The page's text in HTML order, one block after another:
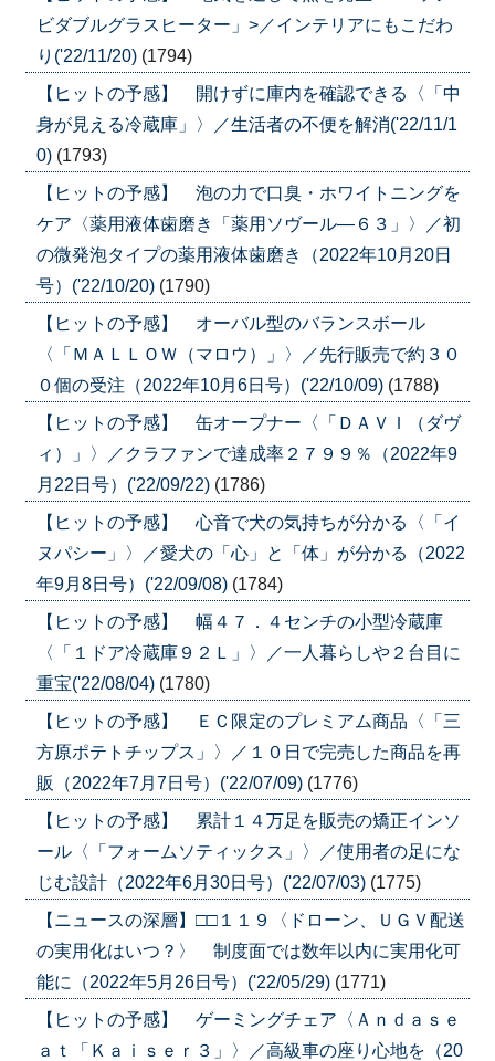
ビダブルグラスヒーター」>／インテリアにもこだわ
り('22/11/20) (1794)
【ヒットの予感】 開けずに庫内を確認できる〈「中
身が見える冷蔵庫」〉／生活者の不便を解消('22/11/1
0) (1793)
【ヒットの予感】 泡の力で口臭・ホワイトニングを
ケア〈薬用液体歯磨き「薬用ソヴール―６３」〉／初
の微発泡タイプの薬用液体歯磨き（2022年10月20日
号）('22/10/20) (1790)
【ヒットの予感】 オーバル型のバランスボール
〈「ＭＡＬＬＯＷ（マロウ）」〉／先行販売で約３０
０個の受注（2022年10月6日号）('22/10/09) (1788)
【ヒットの予感】 缶オープナー〈「ＤＡＶＩ（ダヴ
ィ）」〉／クラファンで達成率２７９９％（2022年9
月22日号）('22/09/22) (1786)
【ヒットの予感】 心音で犬の気持ちが分かる〈「イ
ヌパシー」〉／愛犬の「心」と「体」が分かる（2022
年9月8日号）('22/09/08) (1784)
【ヒットの予感】 幅４７．４センチの小型冷蔵庫
〈「１ドア冷蔵庫９２Ｌ」〉／一人暮らしや２台目に
重宝('22/08/04) (1780)
【ヒットの予感】 ＥＣ限定のプレミアム商品〈「三
方原ポテトチップス」〉／１０日で完売した商品を再
販（2022年7月7日号）('22/07/09) (1776)
【ヒットの予感】 累計１４万足を販売の矯正インソ
ール〈「フォームソティックス」〉／使用者の足にな
じむ設計（2022年6月30日号）('22/07/03) (1775)
【ニュースの深層】□□１１９〈ドローン、ＵＧＶ配送
の実用化はいつ？〉 制度面では数年以内に実用化可
能に（2022年5月26日号）('22/05/29) (1771)
【ヒットの予感】 ゲーミングチェア〈Ａｎｄａｓｅ
ａｔ「Ｋａｉｓｅｒ３」〉／高級車の座り心地を（20